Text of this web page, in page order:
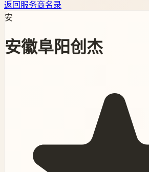
返回服务商名录
安
安徽阜阳创杰